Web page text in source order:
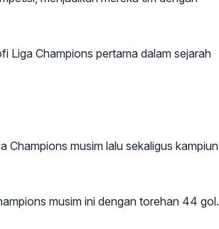
Liga Champions pertama dalam sejarah
Champions musim lalu sekaligus kampiun
musim ini dengan torehan 44 gol.